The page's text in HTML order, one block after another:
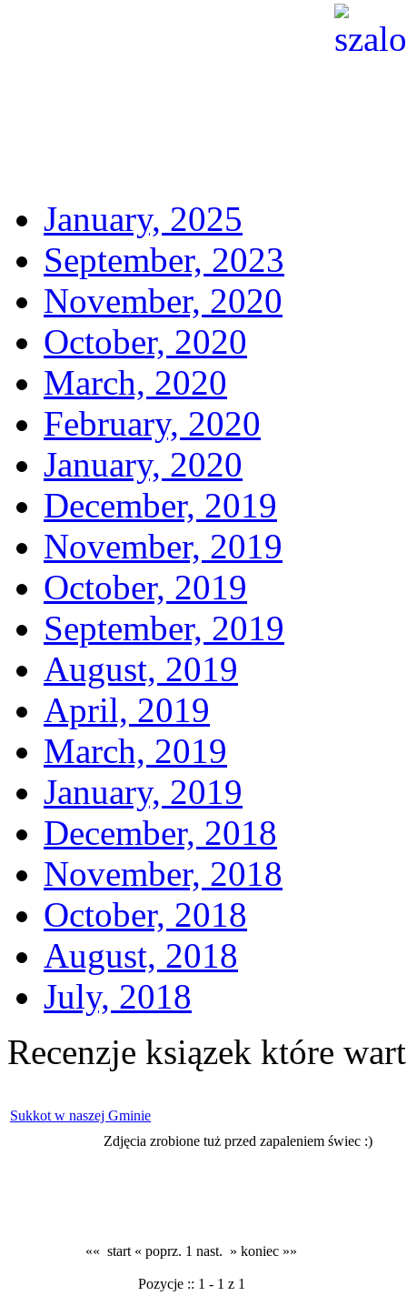
January, 2025
September, 2023
November, 2020
October, 2020
March, 2020
February, 2020
January, 2020
December, 2019
November, 2019
October, 2019
September, 2019
August, 2019
April, 2019
March, 2019
January, 2019
December, 2018
November, 2018
October, 2018
August, 2018
July, 2018
Recenzje ksiązek które
Sukkot w naszej Gminie
Zdjęcia zrobione tuż przed zapaleniem świec :)
«« start « poprz. 1 nast. » koniec »»
Pozycje :: 1 - 1 z 1